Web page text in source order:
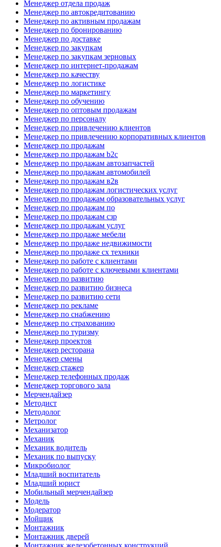
Менеджер отдела продаж
Менеджер по автокредитованию
Менеджер по активным продажам
Менеджер по бронированию
Менеджер по доставке
Менеджер по закупкам
Менеджер по закупкам зерновых
Менеджер по интернет-продажам
Менеджер по качеству
Менеджер по логистике
Менеджер по маркетингу
Менеджер по обучению
Менеджер по оптовым продажам
Менеджер по персоналу
Менеджер по привлечению клиентов
Менеджер по привлечению корпоративных клиентов
Менеджер по продажам
Менеджер по продажам b2c
Менеджер по продажам автозапчастей
Менеджер по продажам автомобилей
Менеджер по продажам в2в
Менеджер по продажам логистических услуг
Менеджер по продажам образовательных услуг
Менеджер по продажам по
Менеджер по продажам сзр
Менеджер по продажам услуг
Менеджер по продаже мебели
Менеджер по продаже недвижимости
Менеджер по продаже сх техники
Менеджер по работе с клиентами
Менеджер по работе с ключевыми клиентами
Менеджер по развитию
Менеджер по развитию бизнеса
Менеджер по развитию сети
Менеджер по рекламе
Менеджер по снабжению
Менеджер по страхованию
Менеджер по туризму
Менеджер проектов
Менеджер ресторана
Менеджер смены
Менеджер стажер
Менеджер телефонных продаж
Менеджер торгового зала
Мерчендайзер
Методист
Методолог
Метролог
Механизатор
Механик
Механик водитель
Механик по выпуску
Микробиолог
Младший воспитатель
Младший юрист
Мобильный мерчендайзер
Модель
Модератор
Мойщик
Монтажник
Монтажник дверей
Монтажник железобетонных конструкций